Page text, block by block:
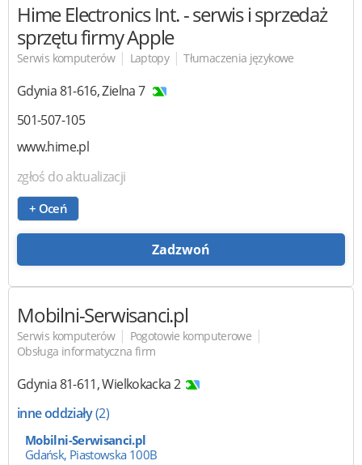
Hime Electronics Int. - serwis i sprzedaż
sprzętu firmy Apple
Serwis komputerów | Laptopy | Tłumaczenia językowe
Gdynia81-616,Zielna 7
501-507-105
www.hime.pl
zgłoś do aktualizacji
+ Oceń
Zadzwoń
Mobilni-Serwisanci.pl
Serwis komputerów | Pogotowie komputerowe |
Obsługa informatyczna firm
Gdynia81-611,Wielkokacka 2
inne oddziały(2)
Mobilni-Serwisanci.pl
Gdańsk, Piastowska 100B